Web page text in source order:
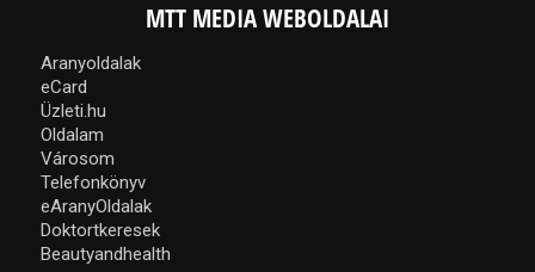
MTT MEDIA WEBOLDALAI
Aranyoldalak
eCard
Üzleti.hu
Oldalam
Városom
Telefonkönyv
eAranyOldalak
Doktortkeresek
Beautyandhealth